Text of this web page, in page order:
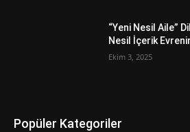
“Yeni Nesil Aile”
Nesil İçerik
Ekim 3, 2025
Popüler Kategoriler